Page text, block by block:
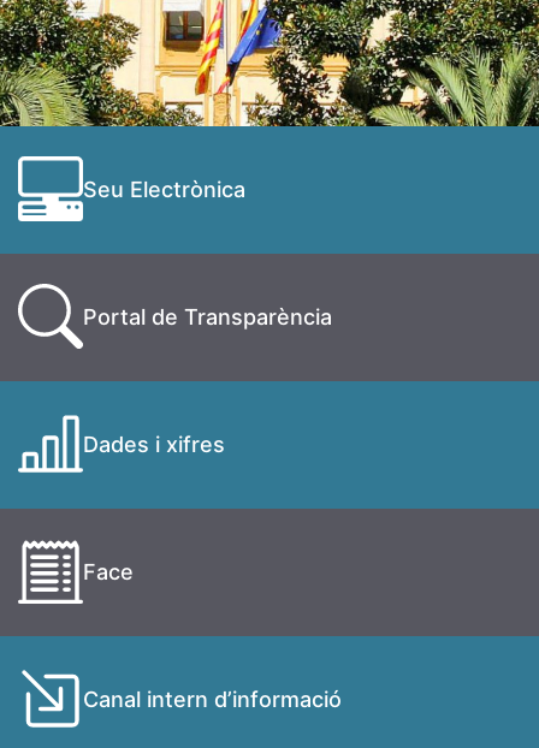
Seu Electrònica
Portal de Transparència
Dades i xifres
Face
Canal intern d’informació